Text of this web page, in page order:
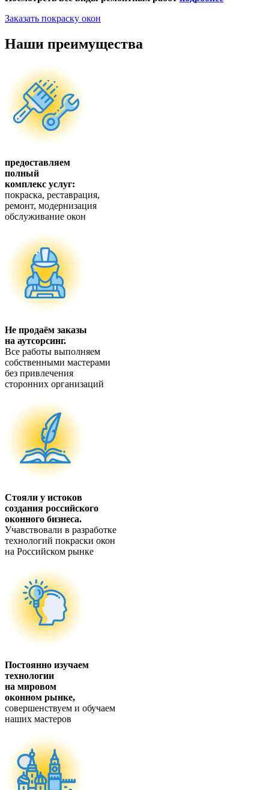
Заказать покраску окон
Наши преимущества
предоставляем
полный
комплекс услуг:
покраска, реставрация,
ремонт, модернизация
обслуживание окон
Не продаём заказы
на аутсорсинг.
Все работы выполняем
собственными мастерами
без привлечения
сторонних организаций
Стояли у истоков
создания российского
оконного бизнеса.
Учавствовали в разработке
технологий покраски окон
на Российском рынке
Постоянно изучаем
технологии
на мировом
оконном рынке,
совершенствуем и обучаем
наших мастеров